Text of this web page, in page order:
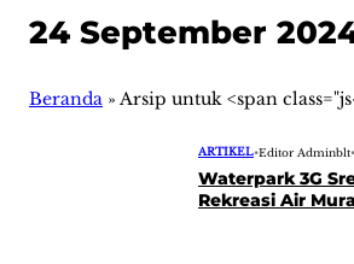
24 September
Beranda » Arsip untuk <span
ARTIKEL•Editor Adminblt•
Waterpark 3G
Rekreasi Air